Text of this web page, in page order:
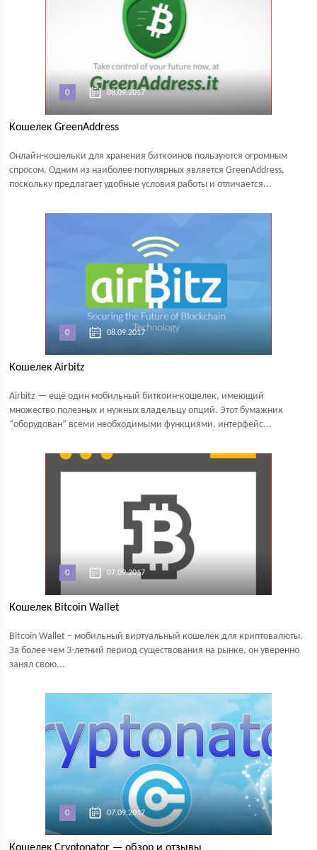
0 08.09.2017
Кошелек GreenAddress
Онлайн-кошельки для хранения биткоинов пользуются огромным
спросом. Одним из наиболее популярных является GreenAddress,
поскольку предлагает удобные условия работы и отличается...
0 08.09.2017
Кошелек Airbitz
Airbitz — ещё один мобильный биткоин-кошелек, имеющий
множество полезных и нужных владельцу опций. Этот бумажник
“оборудован” всеми необходимыми функциями, интерфейс...
0 07.09.2017
Кошелек Bitcoin Wallet
Bitcoin Wallet – мобильный виртуальный кошелёк для криптовалюты.
За более чем 3-летний период существования на рынке, он уверенно
занял свою...
0 07.09.2017